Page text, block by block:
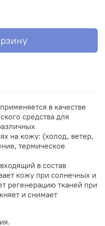
в качестве
средства для
на кожу: (холод, ветер,
термическое
в состав
кожу при солнечных и
регенерацию тканей при
и снимает